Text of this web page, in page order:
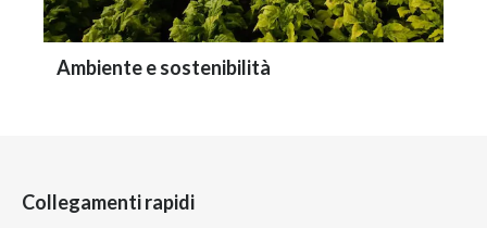
Ambiente e sostenibilità
Collegamenti rapidi